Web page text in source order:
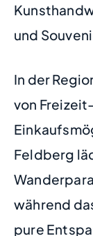
und
In der
von
Feldberg
während
pure